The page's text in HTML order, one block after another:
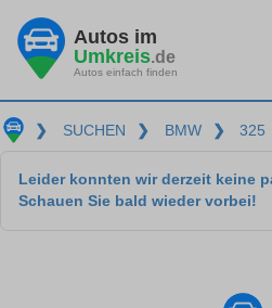
Autos im
Umkreis.de
Autos einfach finden
❯ SUCHEN ❯ BMW ❯ 325
Leider konnten wir derzeit keine
Schauen Sie bald wieder vorbei!